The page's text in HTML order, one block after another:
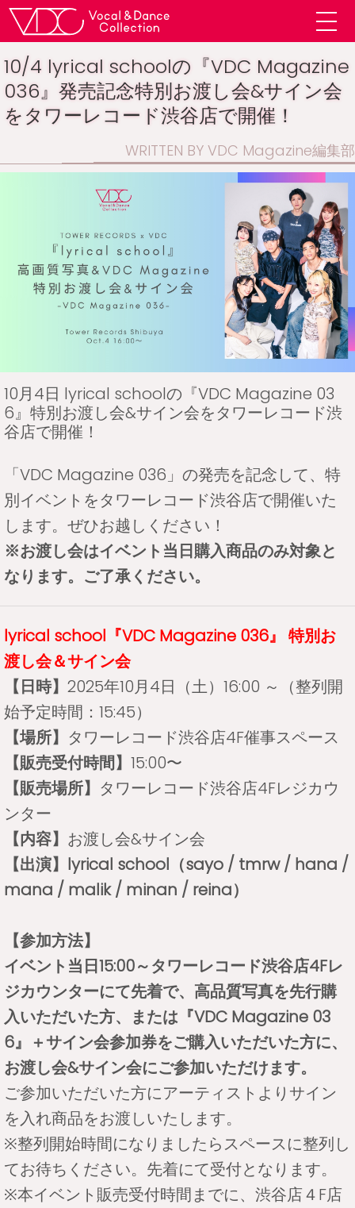
10/4 lyrical schoolの『VDC Magazine
036』発売記念特別お渡し会&サイン会
をタワーレコード渋谷店で開催！
WRITTEN BY VDC Magazine編集部
10月4日 lyrical schoolの『VDC Magazine 03
6』特別お渡し会&サイン会をタワーレコード渋
谷店で開催！
「VDC Magazine 036」の発売を記念して、特
別イベントをタワーレコード渋谷店で開催いた
します。ぜひお越しください！
※お渡し会はイベント当日購入商品のみ対象と
なります。ご了承ください。
lyrical school『VDC Magazine 036』 特別お
渡し会＆サイン会
【日時】 2025年10月4日（土）16:00 ～（整列開
始予定時間：15:45）
【場所】 タワーレコード渋谷店4F催事スペース
【販売受付時間】 15:00〜
【販売場所】 タワーレコード渋谷店4Fレジカウ
ンター
【内容】 お渡し会&サイン会
【出演】lyrical school（sayo / tmrw / hana /
mana / malik / minan / reina）
【参加方法】
イベント当日15:00～タワーレコード渋谷店4Fレ
ジカウンターにて先着で、高品質写真を先行購
入いただいた方、または『VDC Magazine 03
6』＋サイン会参加券をご購入いただいた方に、
お渡し会&サイン会にご参加いただけます。
ご参加いただいた方にアーティストよりサイン
を入れ商品をお渡しいたします。
※整列開始時間になりましたらスペースに整列し
てお待ちください。先着にて受付となります。
※本イベント販売受付時間までに、渋谷店４F店